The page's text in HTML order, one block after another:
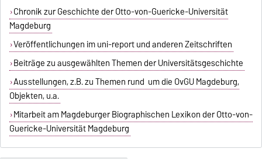
Chronik zur Geschichte der Otto-von-Guericke-Universität
Magdeburg
Veröffentlichungen im uni-report und anderen Zeitschriften
Beiträge zu ausgewählten Themen der Universitätsgeschichte
Ausstellungen, z.B. zu Themen rund um die OvGU Magdeburg,
Objekten, u.a.
Mitarbeit am Magdeburger Biographischen Lexikon der Otto-von-
Guericke-Universität Magdeburg